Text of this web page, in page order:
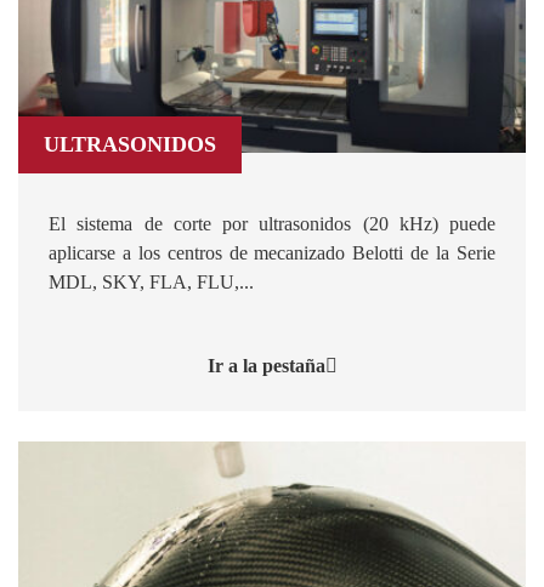
ULTRASONIDOS
El sistema de corte por ultrasonidos (20 kHz) puede
aplicarse a los centros de mecanizado Belotti de la Serie
MDL, SKY, FLA, FLU,...
Ir a la pestaña